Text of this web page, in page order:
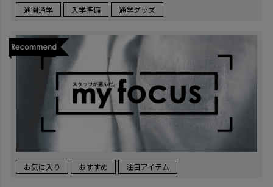
通園通学 入学準備 通学グッズ
お気に入り おすすめ 注目アイテム